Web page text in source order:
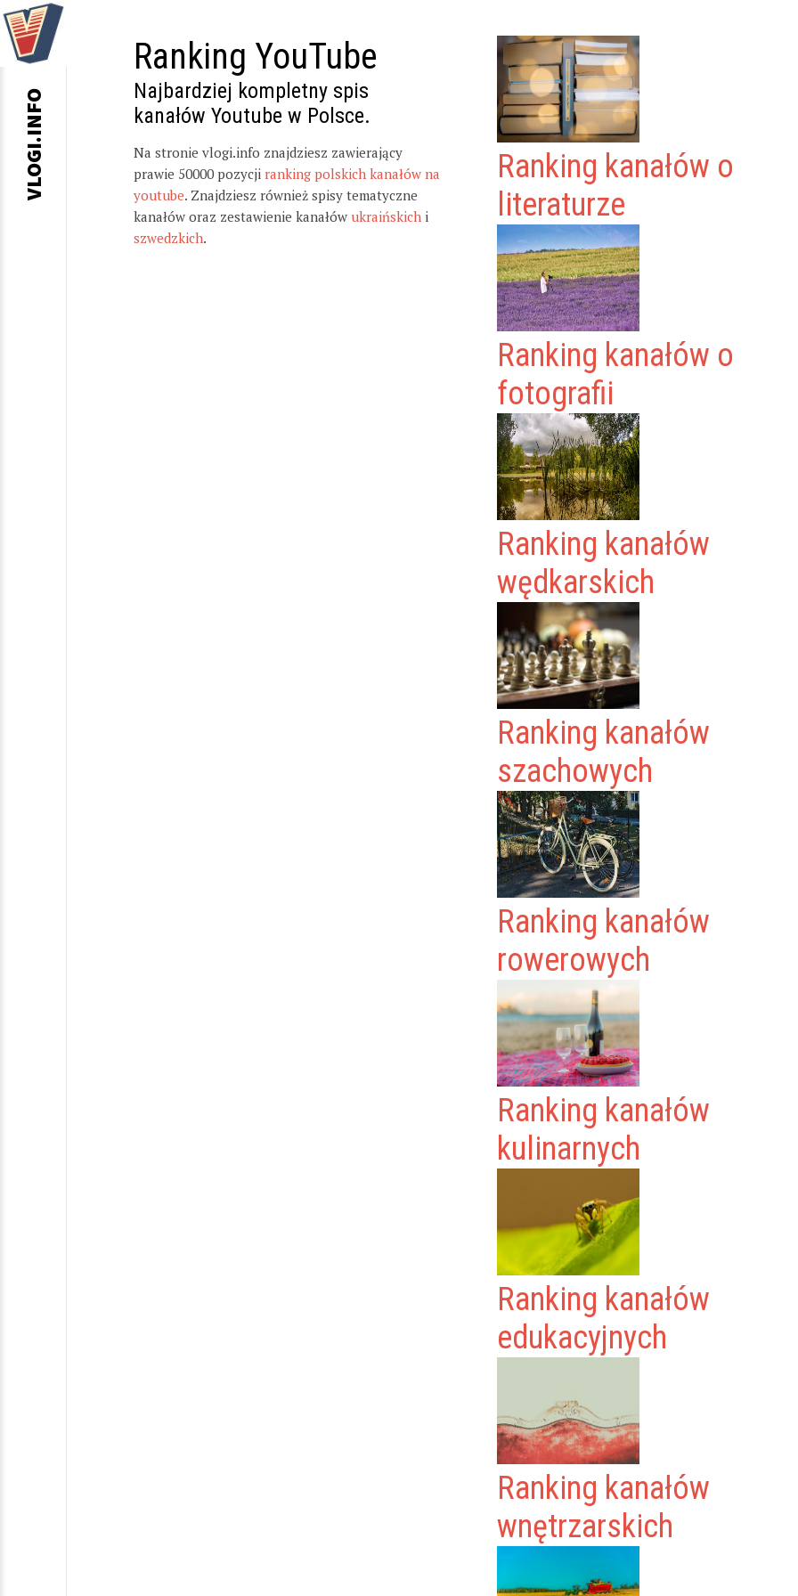
Ranking YouTube
Najbardziej kompletny spis
kanałów Youtube w Polsce.
Na stronie vlogi.info znajdziesz zawierający
prawie 50000 pozycji ranking polskich kanałów na
youtube. Znajdziesz również spisy tematyczne
kanałów oraz zestawienie kanałów ukraińskich i
szwedzkich.
Ranking kanałów o
literaturze
Ranking kanałów o
fotografii
Ranking kanałów
wędkarskich
Ranking kanałów
szachowych
Ranking kanałów
rowerowych
Ranking kanałów
kulinarnych
Ranking kanałów
edukacyjnych
Ranking kanałów
wnętrzarskich
VLOGI.INFO